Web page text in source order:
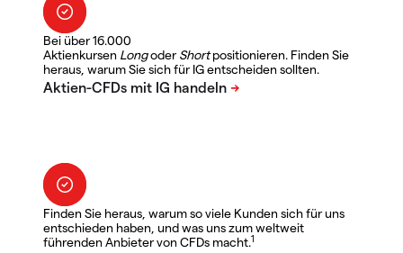
Bei über 16.000
Aktienkursen LongoderShortpositionieren. Finden Sie
heraus, warum Sie sich für IG entscheiden sollten.
Finden Sie heraus, warum so viele Kunden sich für uns
entschieden haben, und was uns zum weltweit
führenden Anbieter von CFDs macht.1